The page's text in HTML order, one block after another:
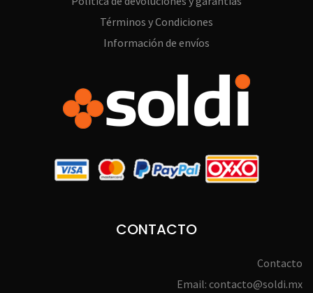
Términos y Condiciones
Información de envíos
CONTACTO
Contacto
Email: contacto@soldi.mx